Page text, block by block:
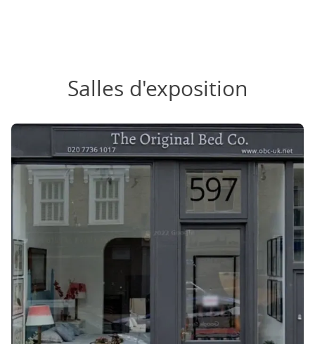
Salles d'exposition